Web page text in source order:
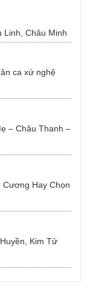
Linh, Châu Minh
ca xứ nghệ
– Châu Thanh –
Cương Hay Chọn
Kim Tử